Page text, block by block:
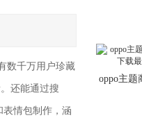
数千万用户珍藏
还能通过搜
情包制作，涵
oppo主题